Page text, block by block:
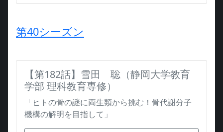
第40シーズン
【第182話】雪田 聡（静岡大学教育
学部 理科教育専修）
「ヒトの骨の謎に両生類から挑む！骨代謝分子
機構の解明を目指して」